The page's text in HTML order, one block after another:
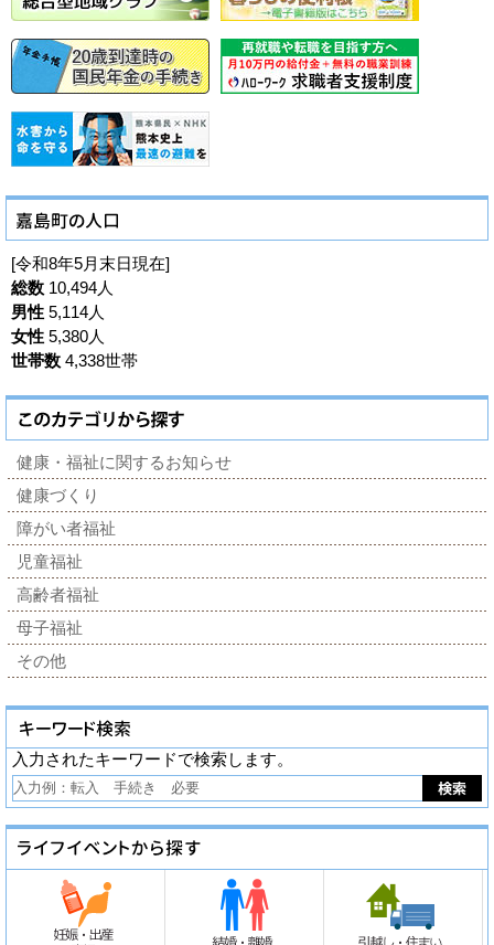
[令和8年5月末日現在]
総数 10,494人
男性 5,114人
女性 5,380人
世帯数 4,338世帯
健康・福祉に関するお知らせ
健康づくり
障がい者福祉
児童福祉
高齢者福祉
母子福祉
その他
入力されたキーワードで検索します。